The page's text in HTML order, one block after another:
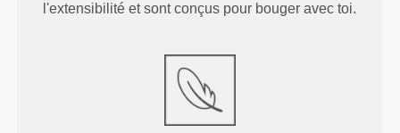
l'extensibilité et sont conçus pour bouger avec toi.